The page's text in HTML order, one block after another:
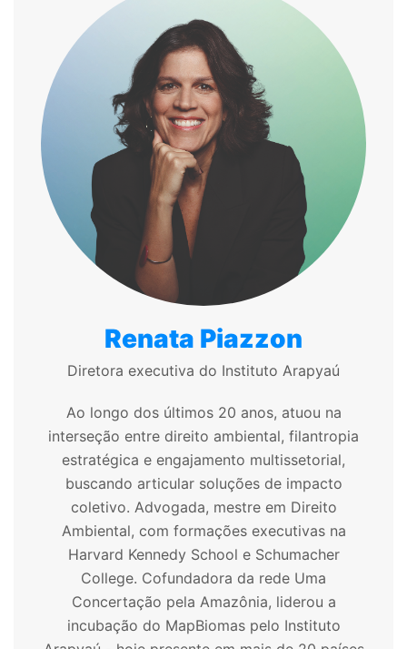
Renata Piazzon
Diretora executiva do Instituto Arapyaú
Ao longo dos últimos 20 anos, atuou na
interseção entre direito ambiental, filantropia
estratégica e engajamento multissetorial,
buscando articular soluções de impacto
coletivo. Advogada, mestre em Direito
Ambiental, com formações executivas na
Harvard Kennedy School e Schumacher
College. Cofundadora da rede Uma
Concertação pela Amazônia, liderou a
incubação do MapBiomas pelo Instituto